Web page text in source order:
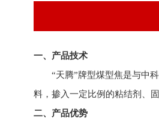
一、产品技术
“天腾”牌型煤型焦是与中科
料，掺入一定比例的粘结剂、
二、产品优势